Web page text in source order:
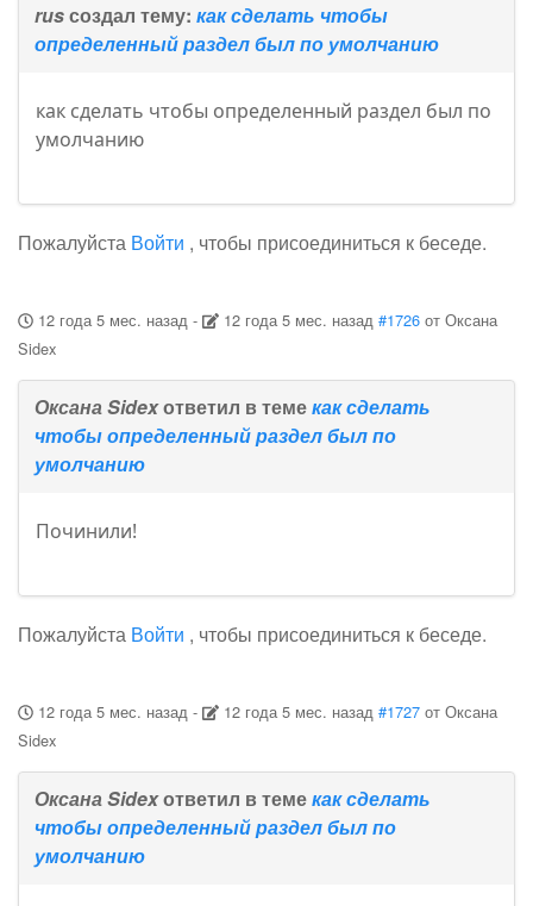
rusсоздал тему: как сделать чтобы
определенный раздел был по умолчанию
как сделать чтобы определенный раздел был по
умолчанию
Пожалуйста Войти , чтобы присоединиться к беседе.
12 года 5 мес. назад- 12 года 5 мес. назад #1726 отОксана
Sidex
Оксана Sidexответил в темекак сделать
чтобы определенный раздел был по
умолчанию
Починили!
Пожалуйста Войти , чтобы присоединиться к беседе.
12 года 5 мес. назад- 12 года 5 мес. назад #1727 отОксана
Sidex
Оксана Sidexответил в темекак сделать
чтобы определенный раздел был по
умолчанию